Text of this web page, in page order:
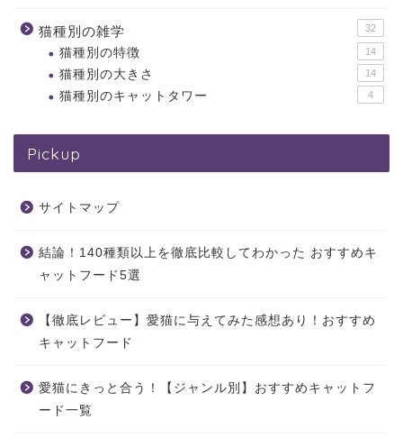
猫種別の雑学 32
猫種別の特徴 14
猫種別の大きさ 14
猫種別のキャットタワー 4
Pickup
サイトマップ
結論！140種類以上を徹底比較してわかった おすすめキ
ャットフード5選
【徹底レビュー】愛猫に与えてみた感想あり！おすすめ
キャットフード
愛猫にきっと合う！【ジャンル別】おすすめキャットフ
ード一覧